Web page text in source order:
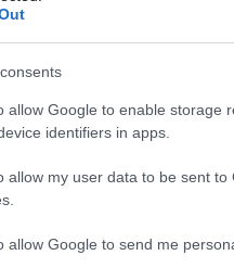
allow Google to enable storage
identifiers in apps.
allow my user data to be sent
allow Google to send me